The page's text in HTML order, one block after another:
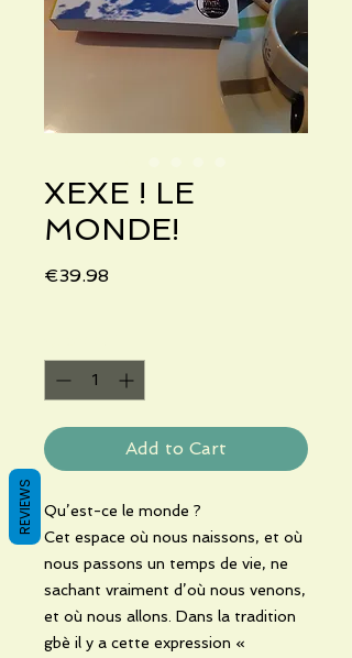
XEXE ! LE
MONDE!
€39.98
Add to Cart
Qu’est-ce le monde ?
Cet espace où nous naissons, et où
nous passons un temps de vie, ne
sachant vraiment d’où nous venons,
et où nous allons. Dans la tradition
gbè il y a cette expression «
REVIEWS